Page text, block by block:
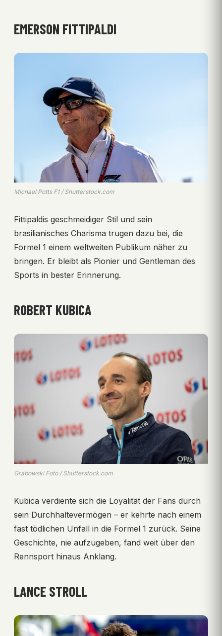
EMERSON FITTIPALDI
Michael Potts F1 / Shutterstock.com
Fittipaldis geschmeidiger Stil und sein
brasilianisches Charisma trugen dazu bei, die
Formel 1 einem weltweiten Publikum näher zu
bringen. Er bleibt als Pionier und Gentleman des
Sports in bester Erinnerung.
ROBERT KUBICA
Grabowski Foto / Shutterstock.com
Kubica verdiente sich die Loyalität der Fans durch
sein Durchhaltevermögen – er kehrte nach einem
fast tödlichen Unfall in die Formel 1 zurück. Seine
Geschichte, nie aufzugeben, fand weit über den
Rennsport hinaus Anklang.
LANCE STROLL